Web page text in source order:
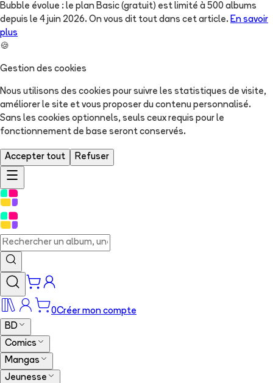
Bubble évolue : le plan Basic (gratuit) est limité à 500 albums
depuis le 4 juin 2026. On vous dit tout dans cet article. En savoir
plus
🍪
Gestion des cookies
Nous utilisons des cookies pour suivre les statistiques de visite,
améliorer le site et vous proposer du contenu personnalisé.
Sans les cookies optionnels, seuls ceux requis pour le
fonctionnement de base seront conservés.
Accepter tout Refuser
0Créer mon compte
BD
Comics
Mangas
Jeunesse